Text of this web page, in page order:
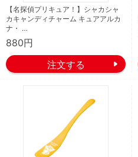
【名探偵プリキュア！】シャカシャ
カキャンディチャーム キュアアルカ
ナ・ …
880円